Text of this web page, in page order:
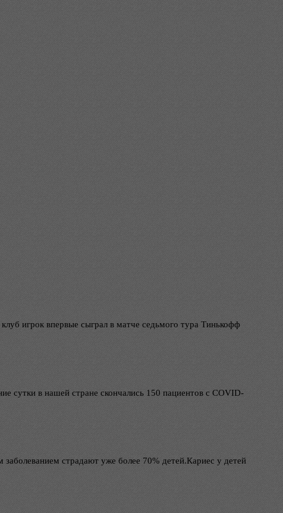
игрок впервые сыграл в матче седьмого тура Тинькофф
сутки в нашей стране скончались 150 пациентов с COVID-
страдают уже более 70% детей.Кариес у детей